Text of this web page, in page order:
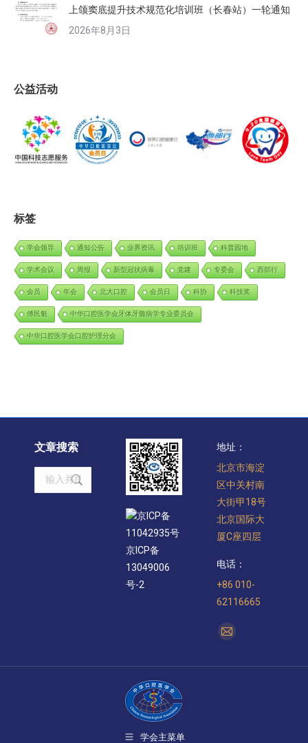
上颌窦底提升技术规范化培训班（长春站）一轮通知
2026年8月3日
公益活动
标签
学会领导 通知公告 业界资讯 培训班 科普园地
学术会议 周报 新型冠状病毒 党建 专委会 西部行
会员 年会 北大口腔 会员日 科协 科技奖
傅民魁 中华口腔医学会牙体牙髓病学专业委员会
中华口腔医学会口腔护理分会
文章搜索
Search:
京ICP备
11042935号
京ICP备
13049006
号-2
地址：
北京市海淀
区中关村南
大街甲18号
北京国际大
厦C座四层
电话：
+86 010-
62116665
找到我们：
Mail
学会主菜单